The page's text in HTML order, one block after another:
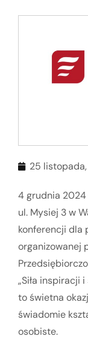
25
4 grudnia 2024
ul. Mysiej 3 w
konferencji dla
organizowanej
„Siła inspiracji
to świetna
świadomie
osobiste.